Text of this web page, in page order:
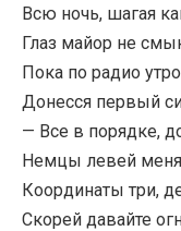
Всю ночь, шагая
Глаз майор не
Пока по радио
Донесся первый
— Все в порядке,
Немцы левей
Координаты три,
Скорей давайте